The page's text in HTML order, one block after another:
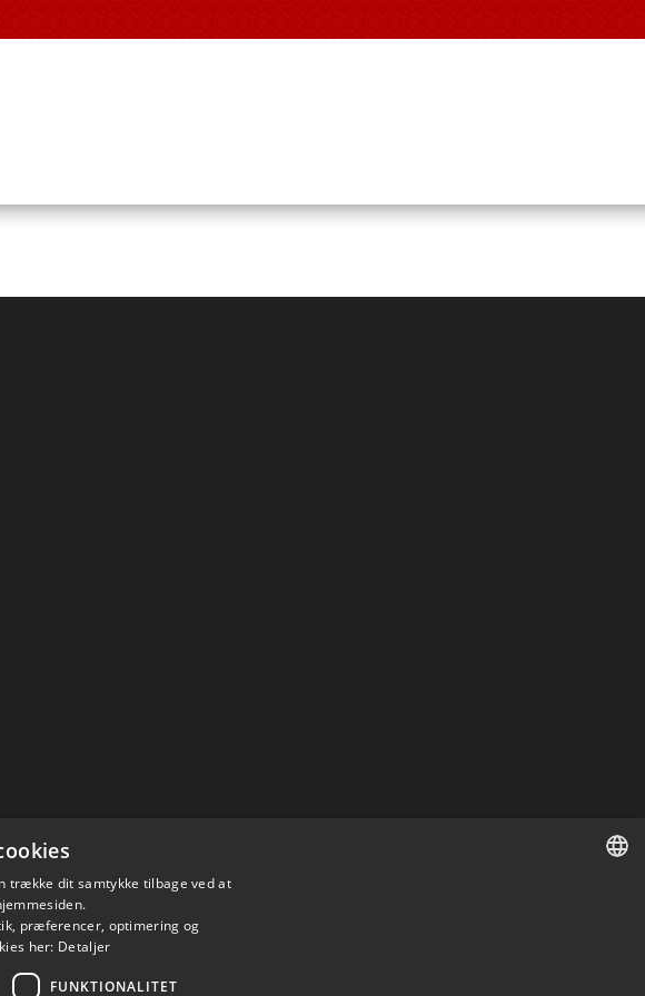
trække dit samtykke tilbage ved at
præferencer, optimering og
her: Detaljer
FUNKTIONALITET